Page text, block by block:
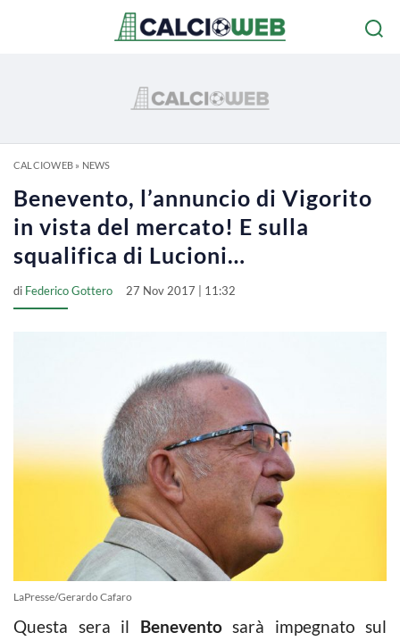
CALCIOWEB» NEWS
Benevento, l’annuncio di Vigorito
in vista del mercato! E sulla
squalifica di Lucioni…
di Federico Gottero 27 Nov 2017 | 11:32
LaPresse/Gerardo Cafaro
Questa sera il Beneventosarà impegnato sul